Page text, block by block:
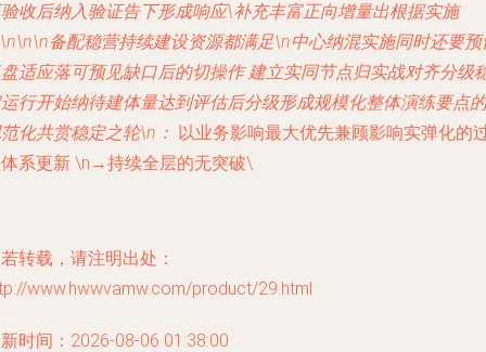
收后纳入验证告下形成响应\补充丰富正向增量出根据实施
\n\n备配稳营持续建设资源都满足\n中心纳混实施同时还要预
适应落可预见缺口后的切操作 建立实同节点归实战对齐分级
行开始纳待建体量达到评估后分级形成规模化整体演练要点的
化共赏稳定之轮\n： 以业务影响最大优先兼顾影响实弹化的
系更新 \n→持续全层的无突破\
转载，请注明出处：
www.hwwvamw.com/product/29.html
时间：2026-08-06 01:38:00